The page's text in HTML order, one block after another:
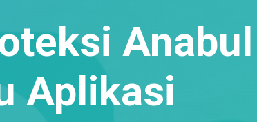
Anabul
Aplikasi